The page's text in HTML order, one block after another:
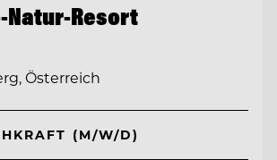
Natur-Resort
Österreich
(M/W/D)